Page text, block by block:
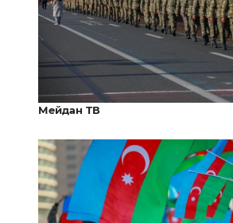
Мейдан ТВ